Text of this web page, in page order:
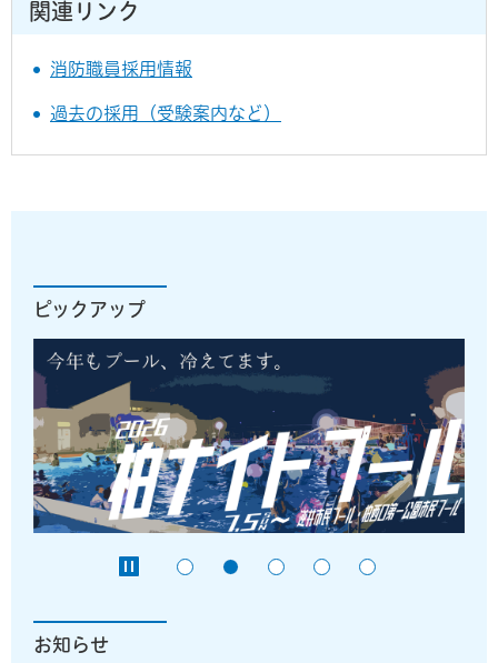
関連リンク
消防職員採用情報
過去の採用（受験案内など）
ピックアップ
お知らせ